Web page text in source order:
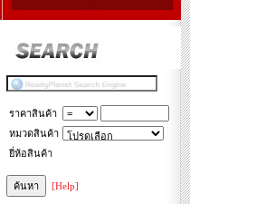
ราคาสินค้า
หมวดสินค้า
ยี่ห้อสินค้า
[Help]